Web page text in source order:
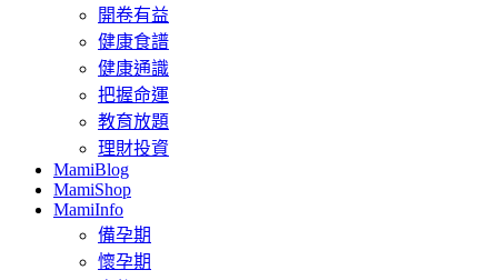
開卷有益
健康食譜
健康通識
把握命運
教育放題
理財投資
MamiBlog
MamiShop
MamiInfo
備孕期
懷孕期